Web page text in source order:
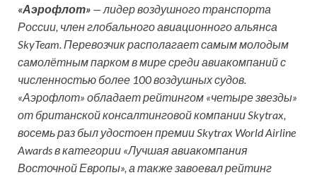
«Аэрофлот» — лидер воздушного транспорта
России, член глобального авиационного альянса
SkyTeam. Перевозчик располагает самым молодым
самолётным парком в мире среди авиакомпаний с
численностью более 100 воздушных судов.
«Аэрофлот» обладает рейтингом «четыре звезды»
от британской консалтинговой компании Skytrax,
восемь раз был удостоен премии Skytrax World Airline
Awards в категории «Лучшая авиакомпания
Восточной Европы», а также завоевал рейтинг